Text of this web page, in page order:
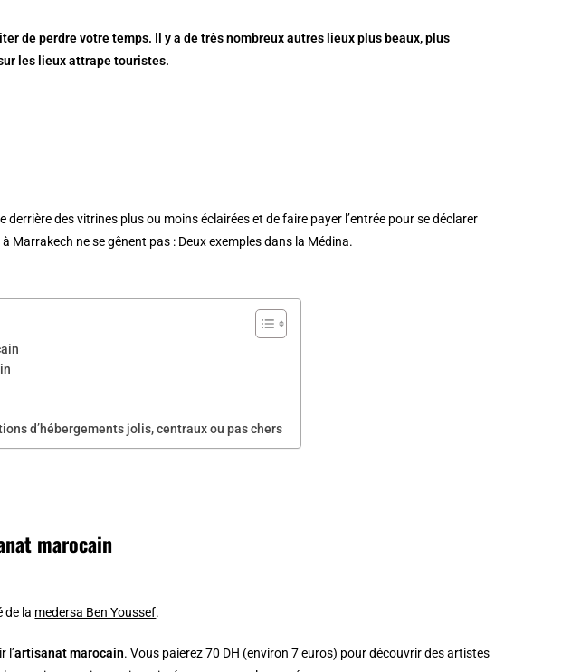
de perdre votre temps. Il y a de très nombreux autres lieux plus beaux, plus
les lieux attrape touristes.
des vitrines plus ou moins éclairées et de faire payer l’entrée pour se déclarer
Marrakech ne se gênent pas : Deux exemples dans la Médina.
d’hébergements jolis, centraux ou pas chers
marocain
de la medersa Ben Youssef.
l’artisanat marocain. Vous paierez 70 DH (environ 7 euros) pour découvrir des artistes